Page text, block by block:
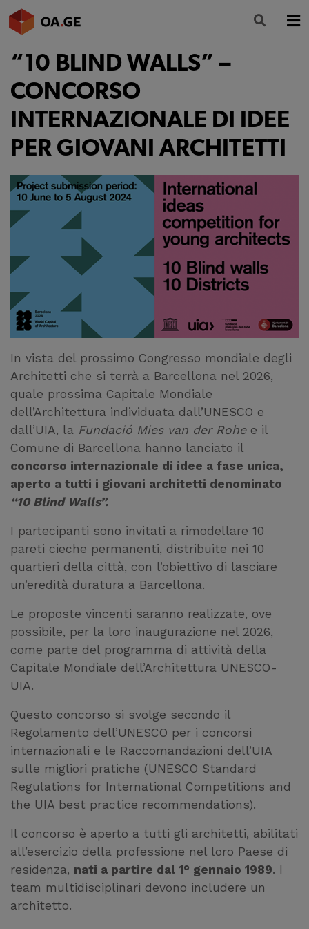
L’ORDINE
AMMINISTRAZIONE TRASPARENTE
ALBO
SEGRETERIA
SERVIZI
FORMAZIONE
“10 BLIND WALLS” –
CONCORSO
INTERNAZIONALE DI IDEE
PER GIOVANI ARCHITETTI
In vista del prossimo Congresso mondiale degli
Architetti che si terrà a Barcellona nel 2026,
quale prossima Capitale Mondiale
dell’Architettura individuata dall’UNESCO e
dall’UIA, la Fundació Mies van der Rohe e il
Comune di Barcellona hanno lanciato il
concorso internazionale di idee a fase unica,
aperto a tutti i giovani architetti denominato
“10 Blind Walls”.
I partecipanti sono invitati a rimodellare 10
pareti cieche permanenti, distribuite nei 10
quartieri della città, con l’obiettivo di lasciare
un’eredità duratura a Barcellona.
Le proposte vincenti saranno realizzate, ove
possibile, per la loro inaugurazione nel 2026,
come parte del programma di attività della
Capitale Mondiale dell’Architettura UNESCO-
UIA.
Questo concorso si svolge secondo il
Regolamento dell’UNESCO per i concorsi
internazionali e le Raccomandazioni dell’UIA
sulle migliori pratiche (UNESCO Standard
Regulations for International Competitions and
the UIA best practice recommendations).
Il concorso è aperto a tutti gli architetti, abilitati
all’esercizio della professione nel loro Paese di
residenza, nati a partire dal 1° gennaio 1989. I
team multidisciplinari devono includere un
architetto.